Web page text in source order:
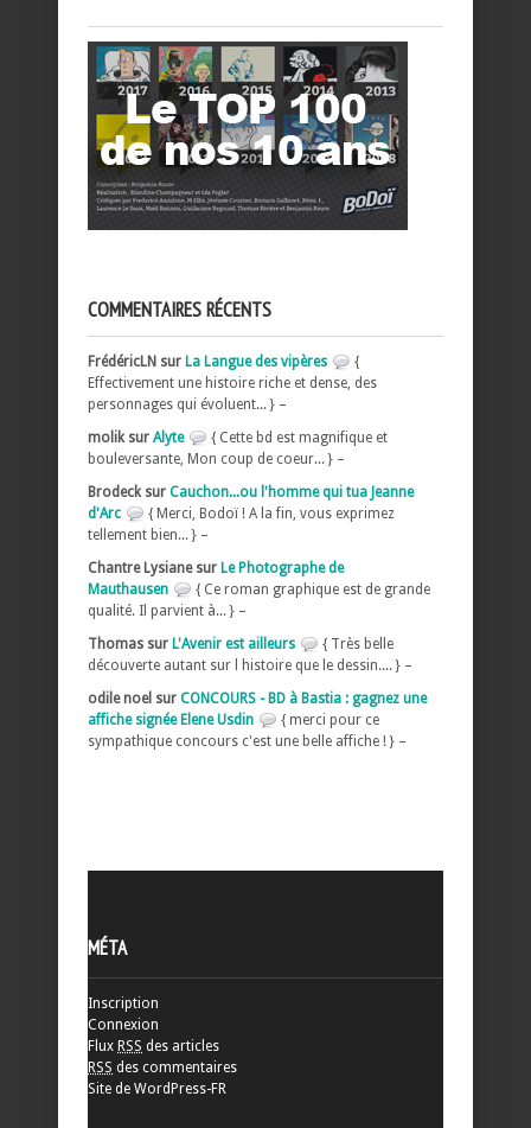
COMMENTAIRES RÉCENTS
FrédéricLN sur La Langue des vipères
{
Effectivement une histoire riche et dense, des
personnages qui évoluent... } –
molik sur Alyte
{ Cette bd est magnifique et
bouleversante, Mon coup de coeur... } –
Brodeck sur Cauchon...ou l'homme qui tua Jeanne
d'Arc
{ Merci, Bodoï ! A la fin, vous exprimez
tellement bien... } –
Chantre Lysiane sur Le Photographe de
Mauthausen
{ Ce roman graphique est de grande
qualité. Il parvient à... } –
Thomas sur L'Avenir est ailleurs
{ Très belle
découverte autant sur l histoire que le dessin.... } –
odile noel sur CONCOURS - BD à Bastia : gagnez une
affiche signée Elene Usdin
{ merci pour ce
sympathique concours c'est une belle affiche ! } –
MÉTA
Inscription
Connexion
Flux RSS des articles
RSS des commentaires
Site de WordPress-FR